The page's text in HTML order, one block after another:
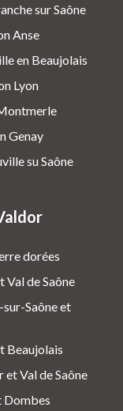
sur Saône
Anse
en Beaujolais
Lyon
Genay
su Saône
dorées
de Saône
Saône et
Beaujolais
Val de Saône
Dombes